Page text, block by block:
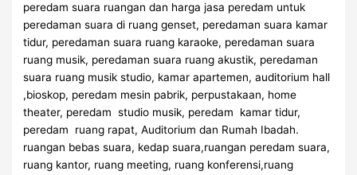
peredam suara ruangan dan harga jasa peredam untuk
peredaman suara di ruang genset, peredaman suara kamar
tidur, peredaman suara ruang karaoke, peredaman suara
ruang musik, peredaman suara ruang akustik, peredaman
suara ruang musik studio, kamar apartemen, auditorium hall
,bioskop, peredam mesin pabrik, perpustakaan, home
theater, peredam studio musik, peredam kamar tidur,
peredam ruang rapat, Auditorium dan Rumah Ibadah.
ruangan bebas suara, kedap suara,ruangan peredam suara,
ruang kantor, ruang meeting, ruang konferensi,ruang